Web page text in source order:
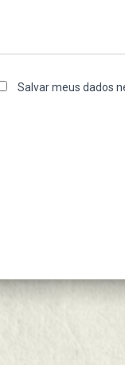
Salvar meus dados